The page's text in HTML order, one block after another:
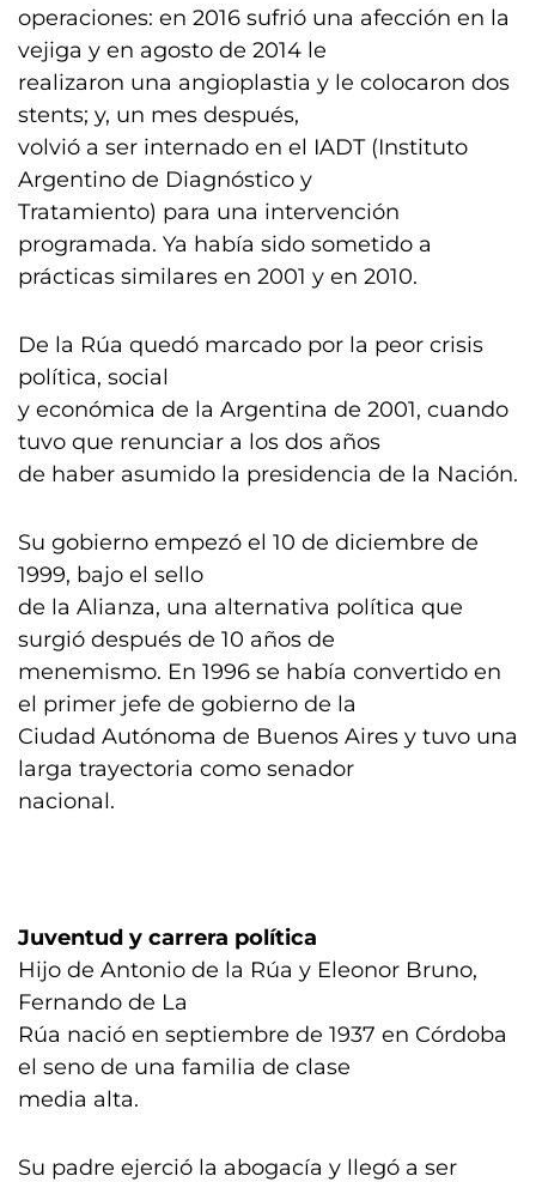
operaciones: en 2016 sufrió una afección en la
vejiga y en agosto de 2014 le
realizaron una angioplastia y le colocaron dos
stents; y, un mes después,
volvió a ser internado en el IADT (Instituto
Argentino de Diagnóstico y
Tratamiento) para una intervención
programada. Ya había sido sometido a
prácticas similares en 2001 y en 2010.
De la Rúa quedó marcado por la peor crisis
política, social
y económica de la Argentina de 2001, cuando
tuvo que renunciar a los dos años
de haber asumido la presidencia de la Nación.
Su gobierno empezó el 10 de diciembre de
1999, bajo el sello
de la Alianza, una alternativa política que
surgió después de 10 años de
menemismo. En 1996 se había convertido en
el primer jefe de gobierno de la
Ciudad Autónoma de Buenos Aires y tuvo una
larga trayectoria como senador
nacional.
Juventud y carrera política
Hijo de Antonio de la Rúa y Eleonor Bruno,
Fernando de La
Rúa nació en septiembre de 1937 en Córdoba
el seno de una familia de clase
media alta.
Su padre ejerció la abogacía y llegó a ser